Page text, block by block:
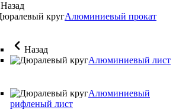
Назад
Алюминиевый прокат
Назад
Алюминиевый лист
Алюминиевый
рифленый лист